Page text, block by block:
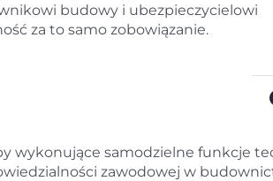
budowy i ubezpieczycielowi
za to samo zobowiązanie.
wykonujące samodzielne funkcje
zawodowej w